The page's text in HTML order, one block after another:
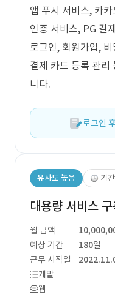
앱 푸시 서비스, 카
인증 서비스, PG 결
로그인, 회원가입,
결제 카드 등록 관리
니다.
로그인
유사도 높음 기
대용량 서비스
월 금액
예상 기간
180일
근무 시작일
개발
웹